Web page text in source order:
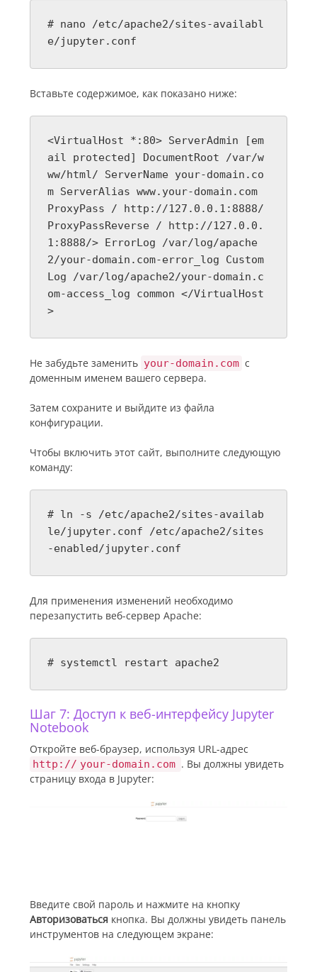
# nano /etc/apache2/sites-availabl
e/jupyter.conf
Вставьте содержимое, как показано ниже:
<VirtualHost *:80> ServerAdmin [em
ail protected] DocumentRoot /var/w
ww/html/ ServerName your-domain.co
m ServerAlias www.your-domain.com
ProxyPass / http://127.0.0.1:8888/
ProxyPassReverse / http://127.0.0.
1:8888/> ErrorLog /var/log/apache
2/your-domain.com-error_log Custom
Log /var/log/apache2/your-domain.c
om-access_log common </VirtualHost
>
Не забудьте заменить your-domain.com с
доменным именем вашего сервера.
Затем сохраните и выйдите из файла
конфигурации.
Чтобы включить этот сайт, выполните следующую
команду:
# ln -s /etc/apache2/sites-availab
le/jupyter.conf /etc/apache2/sites
-enabled/jupyter.conf
Для применения изменений необходимо
перезапустить веб-сервер Apache:
# systemctl restart apache2
Шаг 7: Доступ к веб-интерфейсу Jupyter
Notebook
Откройте веб-браузер, используя URL-адрес
http : // your-domain.com . Вы должны увидеть
страницу входа в Jupyter:
Введите свой пароль и нажмите на кнопку
Авторизоваться кнопка. Вы должны увидеть панель
инструментов на следующем экране: